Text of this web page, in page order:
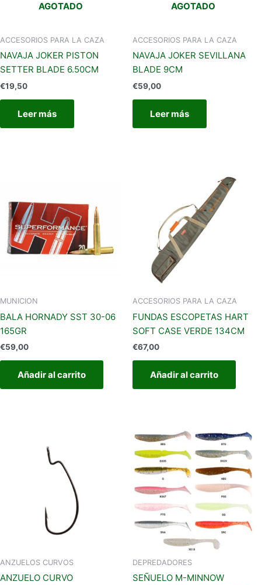
AGOTADO
ACCESORIOS PARA LA CAZA
NAVAJA JOKER PISTON
SETTER BLADE 6.50CM
€19,50
Leer más
AGOTADO
ACCESORIOS PARA LA CAZA
NAVAJA JOKER SEVILLANA
BLADE 9CM
€59,00
Leer más
MUNICION
BALA HORNADY SST 30-06
165GR
€59,00
Añadir al carrito
ACCESORIOS PARA LA CAZA
FUNDAS ESCOPETAS HART
SOFT CASE VERDE 134CM
€67,00
Añadir al carrito
ANZUELOS CURVOS
ANZUELO CURVO
Este
producto
múltiples
variantes.
opciones
elegir
DEPREDADORES
SEÑUELO M-MINNOW